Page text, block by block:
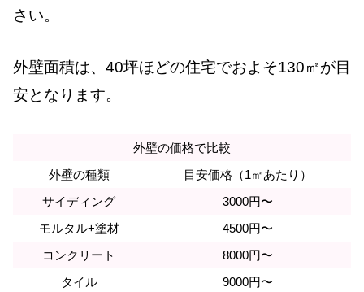
さい。
外壁面積は、40坪ほどの住宅でおよそ130㎡が目
安となります。
外壁の価格で比較
外壁の種類
目安価格（1㎡あたり）
サイディング
3000円〜
モルタル+塗材
4500円〜
コンクリート
8000円〜
タイル
9000円〜